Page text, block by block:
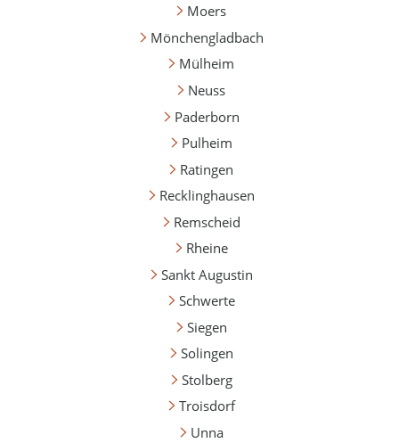
Moers
Mönchengladbach
Mülheim
Neuss
Paderborn
Pulheim
Ratingen
Recklinghausen
Remscheid
Rheine
Sankt Augustin
Schwerte
Siegen
Solingen
Stolberg
Troisdorf
Unna